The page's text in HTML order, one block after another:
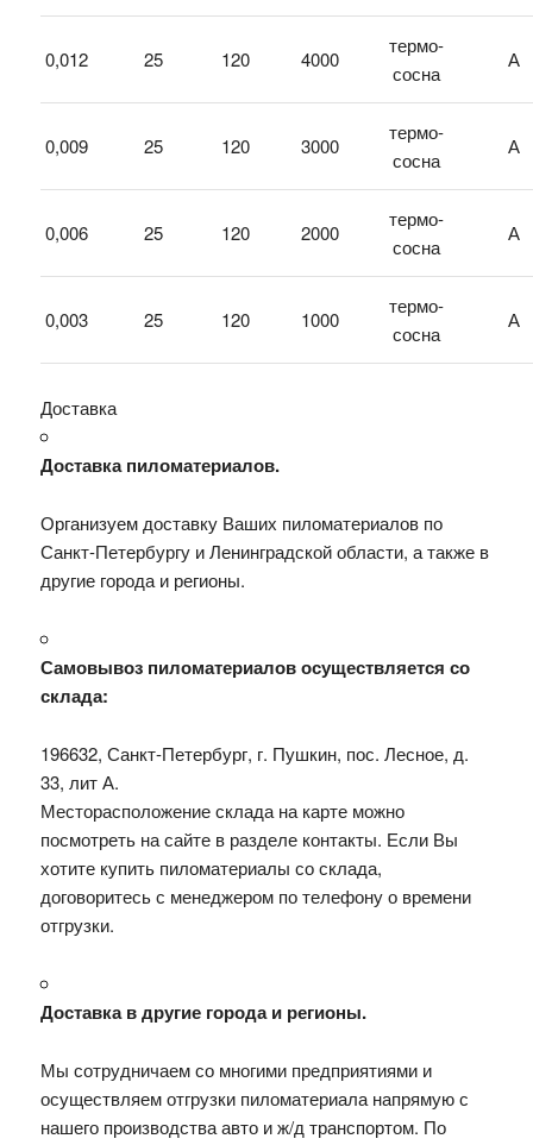
0,012 25 120 4000
термо-
сосна
А
0,009 25 120 3000
термо-
сосна
А
0,006 25 120 2000
термо-
сосна
А
0,003 25 120 1000
термо-
сосна
А
Доставка
Доставка пиломатериалов.
Организуем доставку Ваших пиломатериалов по
Санкт-Петербургу и Ленинградской области, а также в
другие города и регионы.
Самовывоз пиломатериалов осуществляется со
склада:
196632, Санкт-Петербург, г. Пушкин, пос. Лесное, д.
33, лит А.
Месторасположение склада на карте можно
посмотреть на сайте в разделе контакты. Если Вы
хотите купить пиломатериалы со склада,
договоритесь с менеджером по телефону о времени
отгрузки.
Доставка в другие города и регионы.
Мы сотрудничаем со многими предприятиями и
осуществляем отгрузки пиломатериала напрямую с
нашего производства авто и ж/д транспортом. По